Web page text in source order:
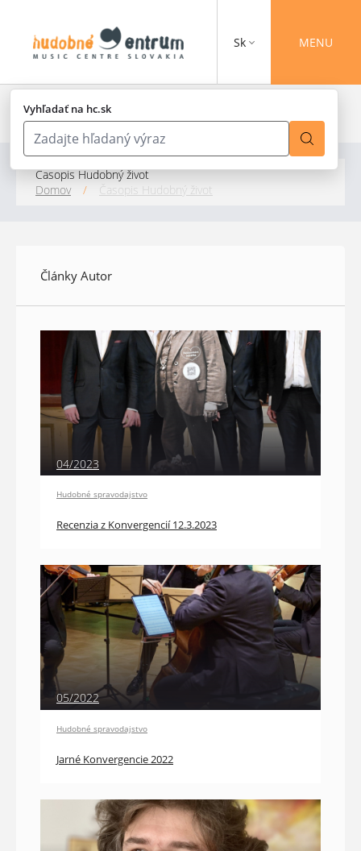
Vyhľadať na hc.sk
Sk MENU
Časopis Hudobný život
Domov
/ Časopis Hudobný život
Články Autor
04/2023
Hudobné spravodajstvo
Recenzia z Konvergencií 12.3.2023
05/2022
Hudobné spravodajstvo
Jarné Konvergencie 2022